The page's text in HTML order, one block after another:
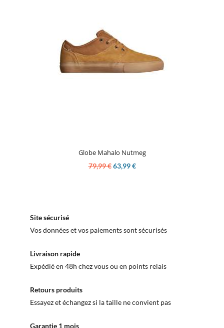
Globe Mahalo Nutmeg
79,99 € 63,99 €
Site sécurisé
Vos données et vos paiements sont sécurisés
Livraison rapide
Expédié en 48h chez vous ou en points relais
Retours produits
Essayez et échangez si la taille ne convient pas
Garantie 1 mois